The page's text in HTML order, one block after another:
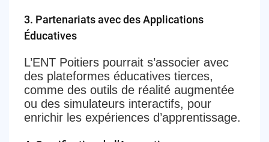
3. Partenariats avec des Applications
Éducatives
L’ENT Poitiers pourrait s’associer avec
des plateformes éducatives tierces,
comme des outils de réalité augmentée
ou des simulateurs interactifs, pour
enrichir les expériences d’apprentissage.